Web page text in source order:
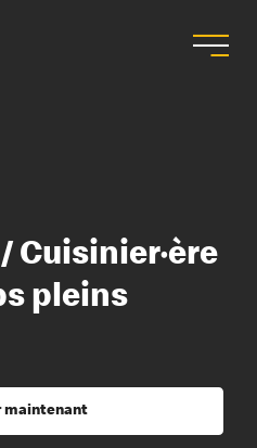
Cuisinier·ère
pleins
maintenant